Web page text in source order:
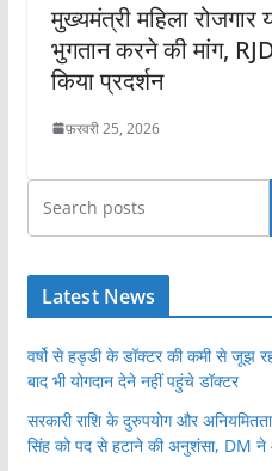
मुख्यमंत्री महिला रोजगार
भुगतान करने की मांग,
किया प्रदर्शन
फ़रवरी 25, 2026
Latest News
वर्षो से हड्डी के डॉक्टर की कमी से जूझ
बाद भी योगदान देने नहीं पहुंचे डॉक्टर
सरकारी राशि के दुरुपयोग और
सिंह को पद से हटाने की अनुशंसा, DM ने